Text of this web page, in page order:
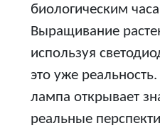
биологическим
Выращивание
используя
это уже
лампа открывает
реальные